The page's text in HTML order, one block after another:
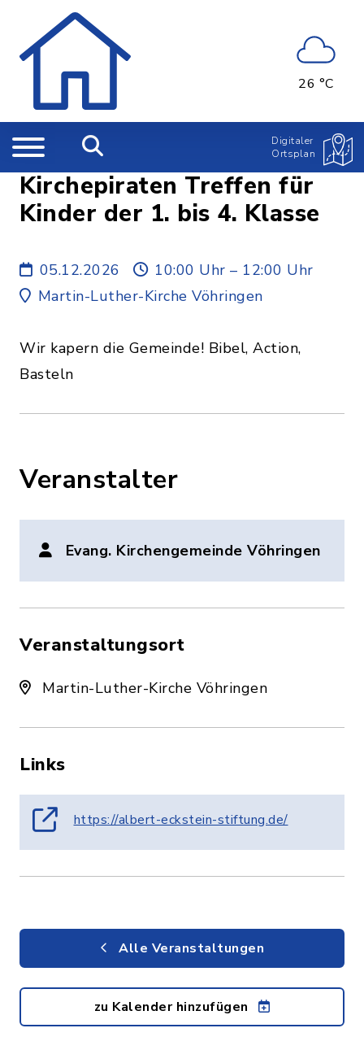
26 °C
Digitaler
Ortsplan
Kirchepiraten Treffen für
Kinder der 1. bis 4. Klasse
05.12.2026
10:00 Uhr – 12:00 Uhr
Martin-Luther-Kirche Vöhringen
Wir kapern die Gemeinde! Bibel, Action,
Basteln
Veranstalter
Evang. Kirchengemeinde Vöhringen
Veranstaltungsort
Martin-Luther-Kirche Vöhringen
Links
https://albert-eckstein-stiftung.de/
Alle Veranstaltungen
zu Kalender hinzufügen